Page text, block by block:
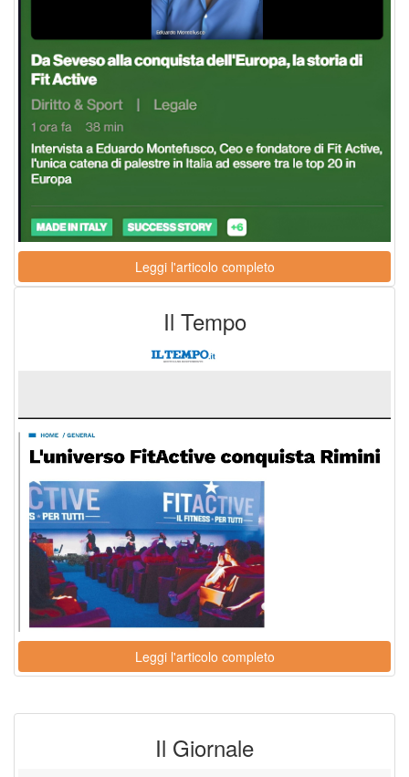
Leggi l'articolo completo
Il Tempo
Leggi l'articolo completo
Il Giornale